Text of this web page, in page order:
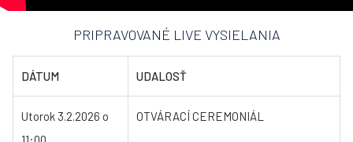
PRIPRAVOVANÉ LIVE VYSIELANIA
DÁTUM UDALOSŤ
Utorok 3.2.2026 o
OTVÁRACÍ CEREMONIÁL